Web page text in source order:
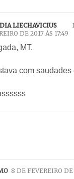
LIECHAVICIUS
DE 2017 ÀS 17:49
MT.
com saudades
8 DE FEVEREIRO DE